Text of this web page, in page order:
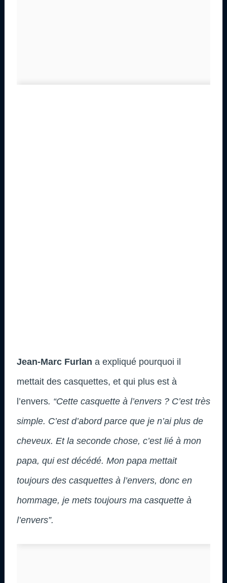
Jean-Marc Furlan a expliqué pourquoi il
mettait des casquettes, et qui plus est à
l’envers. “Cette casquette à l’envers ? C’est très
simple. C’est d’abord parce que je n’ai plus de
cheveux. Et la seconde chose, c’est lié à mon
papa, qui est décédé. Mon papa mettait
toujours des casquettes à l’envers, donc en
hommage, je mets toujours ma casquette à
l’envers”.